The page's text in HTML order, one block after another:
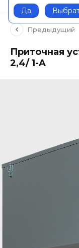
Да
Предыдущий
Приточная
2,4/ 1-A